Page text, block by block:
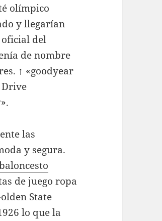
olímpico
y llegarían
del
de nombre
↑ «goodyear
las
y segura.
de juego ropa
State
lo que la